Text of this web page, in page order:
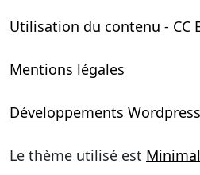
Utilisation du contenu - CC
Mentions légales
Développements Wordpress
Le thème utilisé est